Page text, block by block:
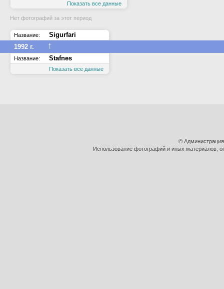
Показать все данные
Нет фотографий за этот период
Название:
Sigurfari
1992 г.
↑
Название: Stafnes
Показать все данные
©
Использование фотографий и иных материалов,